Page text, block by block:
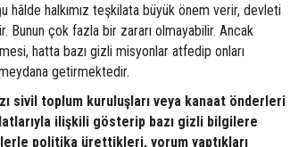
hâlde halkımız teşkilata büyük önem verir, devleti
Bunun çok fazla bir zararı olmayabilir. Ancak
hatta bazı gizli misyonlar atfedip onları
getirmektedir.
sivil toplum kuruluşları veya kanaat önderleri
ilişkili gösterip bazı gizli bilgilere
politika ürettikleri, yorum yaptıkları